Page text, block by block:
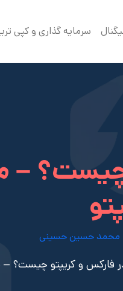
سرمایه گذاری و کپی
–
محمد حسین حسینی
فارکس و کریپتو چیست؟ –